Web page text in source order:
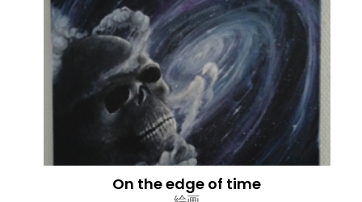
On the edge of time